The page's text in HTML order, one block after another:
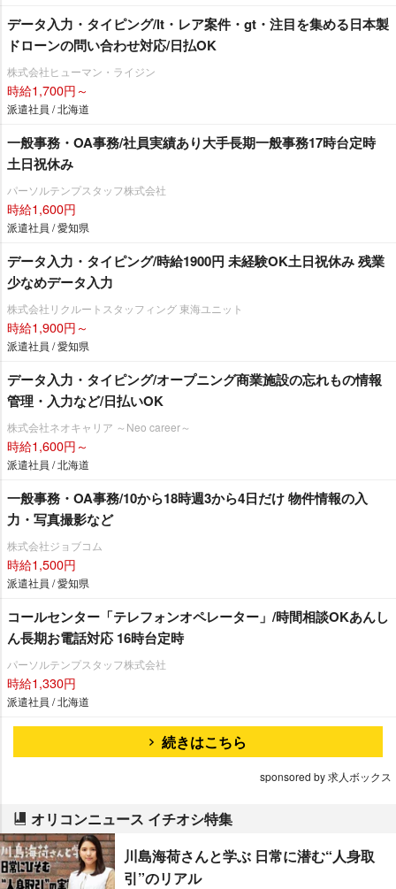
データ入力・タイピング/lt・レア案件・gt・注目を集める日本製
ドローンの問い合わせ対応/日払OK
株式会社ヒューマン・ライジン
時給1,700円～
派遣社員 / 北海道
一般事務・OA事務/社員実績あり大手長期一般事務17時台定時
土日祝休み
パーソルテンプスタッフ株式会社
時給1,600円
派遣社員 / 愛知県
データ入力・タイピング/時給1900円 未経験OK土日祝休み 残業
少なめデータ入力
株式会社リクルートスタッフィング 東海ユニット
時給1,900円～
派遣社員 / 愛知県
データ入力・タイピング/オープニング商業施設の忘れもの情報
管理・入力など/日払いOK
株式会社ネオキャリア ～Neo career～
時給1,600円～
派遣社員 / 北海道
一般事務・OA事務/10から18時週3から4日だけ 物件情報の入
力・写真撮影など
株式会社ジョブコム
時給1,500円
派遣社員 / 愛知県
コールセンター「テレフォンオペレーター」/時間相談OKあんし
ん長期お電話対応 16時台定時
パーソルテンプスタッフ株式会社
時給1,330円
派遣社員 / 北海道
続きはこちら
sponsored by 求人ボックス
オリコンニュース イチオシ特集
川島海荷さんと学ぶ 日常に潜む“人身取
引”のリアル